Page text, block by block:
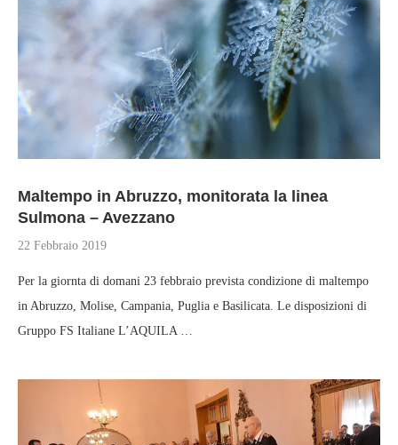
Maltempo in Abruzzo, monitorata la linea
Sulmona – Avezzano
22 Febbraio 2019
Per la giornta di domani 23 febbraio prevista condizione di maltempo
in Abruzzo, Molise, Campania, Puglia e Basilicata. Le disposizioni di
Gruppo FS Italiane L’AQUILA …